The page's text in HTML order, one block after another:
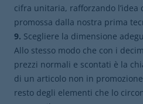
cifra unitaria, rafforzando l’idea
promossa dalla nostra prima
9. Scegliere la dimensione
Allo stesso modo che con i
prezzi normali e scontati è la
di un articolo non in
resto degli elementi che lo